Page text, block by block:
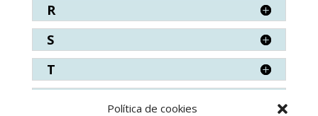
Política de cookies
R
S
T